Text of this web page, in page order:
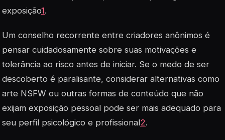
exposição1.
Um conselho recorrente entre criadores anônimos é
pensar cuidadosamente sobre suas motivações e
tolerância ao risco antes de iniciar. Se o medo de ser
descoberto é paralisante, considerar alternativas como
arte NSFW ou outras formas de conteúdo que não
exijam exposição pessoal pode ser mais adequado para
seu perfil psicológico e profissional2.